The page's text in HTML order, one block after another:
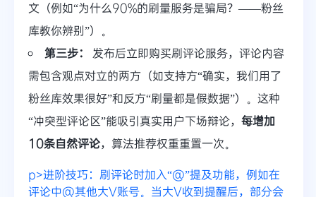
文（例如“为什么90%的刷量服务是骗局？——粉丝
库教你辨别”）。
第三步：
发布后立即购买刷评论服务，评论内容
需包含观点对立的两方（如支持方“确实，我们用了
粉丝库效果很好”和反方“刷量都是假数据”）。这种
“冲突型评论区”能吸引真实用户下场辩论， 每增加
10条自然评论，算法推荐权重重置一次。
p>进阶技巧：刷评论时加入“@”提及功能，例如在
评论中@其他大V账号。当大V收到提醒后，部分会